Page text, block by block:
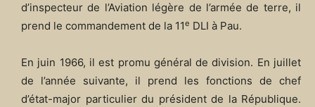
d’inspecteur de l’Aviation légère de l’armée de terre, il
prend le commandement de la 11e DLI à Pau.
En juin 1966, il est promu général de division. En juillet
de l’année suivante, il prend les fonctions de chef
d’état-major particulier du président de la République.